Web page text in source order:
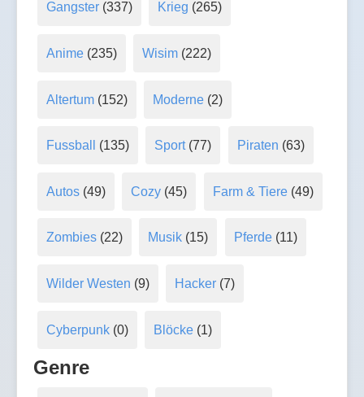
Gangster(337) Krieg (265)
Anime(235) Wisim (222)
Altertum(152) Moderne (2)
Fussball (135) Sport(77) Piraten (63)
Autos(49) Cozy (45) Farm & Tiere(49)
Zombies(22) Musik (15) Pferde(11)
Wilder Westen (9) Hacker (7)
Cyberpunk(0) Blöcke (1)
Genre